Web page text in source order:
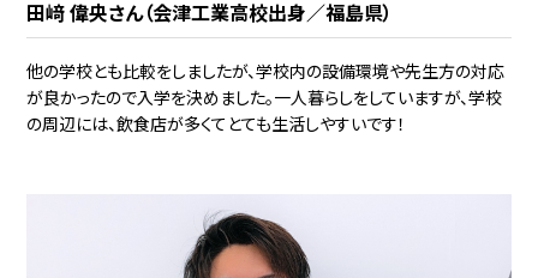
田﨑 偉央さん（会津工業高校出身／福島県）
他の学校とも比較をしましたが、学校内の設備環境や先生方の対応
が良かったので入学を決めました。一人暮らしをしていますが、学校
の周辺には、飲食店が多くてとても生活しやすいです！